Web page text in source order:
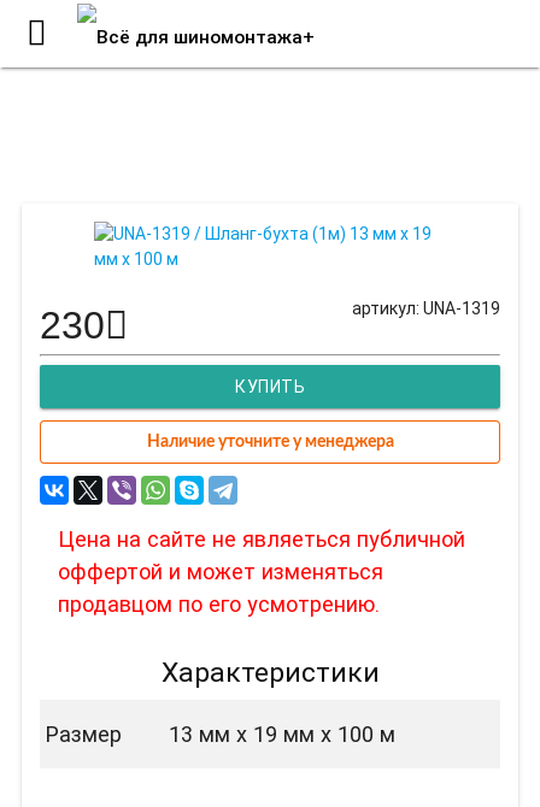
артикул: UNA-1319
230
КУПИТЬ
Наличие уточните у менеджера
Цена на сайте не являеться публичной
оффертой и может изменяться
продавцом по его усмотрению.
Характеристики
Размер 13 мм х 19 мм х 100 м